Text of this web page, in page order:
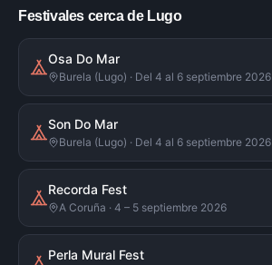
Festivales cerca de Lugo
Osa Do Mar
Burela (Lugo) · Del 4 al 6 septiembre 2026
Son Do Mar
Burela (Lugo) · Del 4 al 6 septiembre 2026
Recorda Fest
A Coruña · 4 – 5 septiembre 2026
Perla Mural Fest